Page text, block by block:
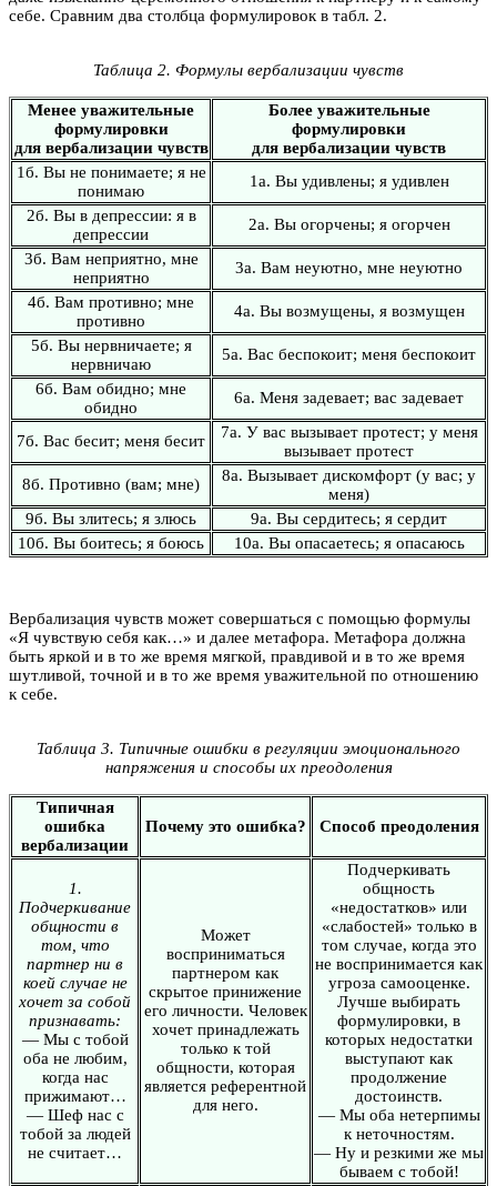
себе. Сравним два столбца формулировок в табл. 2.
Таблица 2. Формулы вербализации чувств
Менее уважительные
формулировки
для вербализации чувств
Более уважительные
формулировки
для вербализации чувств
1б. Вы не понимаете; я не
понимаю
1а. Вы удивлены; я удивлен
2б. Вы в депрессии: я в
депрессии
2а. Вы огорчены; я огорчен
3б. Вам неприятно, мне
неприятно
3а. Вам неуютно, мне неуютно
4б. Вам противно; мне
противно
4а. Вы возмущены, я возмущен
5б. Вы нервничаете; я
нервничаю
5а. Вас беспокоит; меня беспокоит
6б. Вам обидно; мне
обидно
6а. Меня задевает; вас задевает
7б. Вас бесит; меня бесит
7а. У вас вызывает протест; у меня
вызывает протест
8б. Противно (вам; мне)
8а. Вызывает дискомфорт (у вас; у
меня)
9б. Вы злитесь; я злюсь
9а. Вы сердитесь; я сердит
10б. Вы боитесь; я боюсь
10а. Вы опасаетесь; я опасаюсь
Вербализация чувств может совершаться с помощью формулы
«Я чувствую себя как…» и далее метафора. Метафора должна
быть яркой и в то же время мягкой, правдивой и в то же время
шутливой, точной и в то же время уважительной по отношению
к себе.
Таблица 3. Типичные ошибки в регуляции эмоционального
напряжения и способы их преодоления
Типичная
ошибка
вербализации
Почему это ошибка? Способ преодоления
1.
Подчеркивание
общности в
том, что
партнер ни в
коей случае не
хочет за собой
признавать:
— Мы с тобой
оба не любим,
когда нас
прижимают…
— Шеф нас с
тобой за людей
не считает…
Может
восприниматься
партнером как
скрытое принижение
его личности. Человек
хочет принадлежать
только к той
общности, которая
является референтной
для него.
Подчеркивать
общность
«недостатков» или
«слабостей» только в
том случае, когда это
не воспринимается как
угроза самооценке.
Лучше выбирать
формулировки, в
которых недостатки
выступают как
продолжение
достоинств.
— Мы оба нетерпимы
к неточностям.
— Ну и резкими же мы
бываем с тобой!